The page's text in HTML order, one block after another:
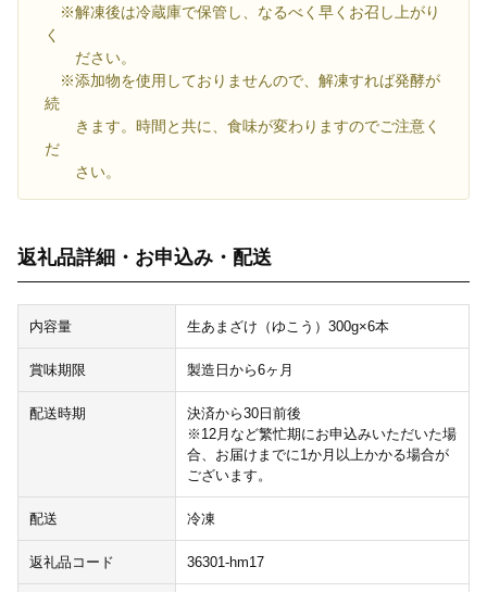
※解凍後は冷蔵庫で保管し、なるべく早くお召し上がり
く
ださい。
※添加物を使用しておりませんので、解凍すれば発酵が
続
きます。時間と共に、食味が変わりますのでご注意く
だ
さい。
返礼品詳細・お申込み・配送
内容量 生あまざけ（ゆこう）300g×6本
賞味期限 製造日から6ヶ月
配送時期
決済から30日前後
※12月など繁忙期にお申込みいただいた場
合、お届けまでに1か月以上かかる場合が
ございます。
配送 冷凍
返礼品コード 36301-hm17